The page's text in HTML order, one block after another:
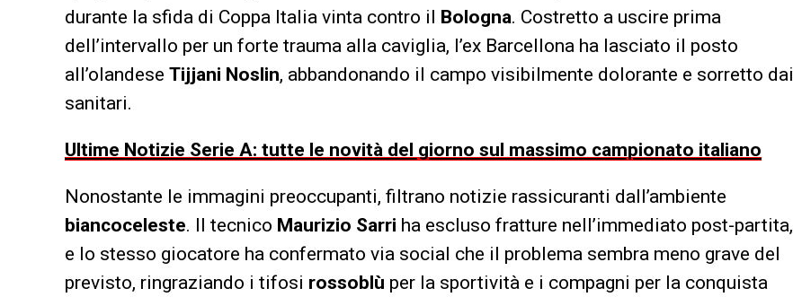
durante la sfida di Coppa Italia vinta contro il Bologna. Costretto a uscire prima
dell’intervallo per un forte trauma alla caviglia, l’ex Barcellona ha lasciato il posto
all’olandese Tijjani Noslin, abbandonando il campo visibilmente dolorante e sorretto dai
sanitari.
Ultime Notizie Serie A: tutte le novità del giorno sul massimo campionato italiano
Nonostante le immagini preoccupanti, filtrano notizie rassicuranti dall’ambiente
biancoceleste. Il tecnico Maurizio Sarri ha escluso fratture nell’immediato post-partita,
e lo stesso giocatore ha confermato via social che il problema sembra meno grave del
previsto, ringraziando i tifosi rossoblù per la sportività e i compagni per la conquista